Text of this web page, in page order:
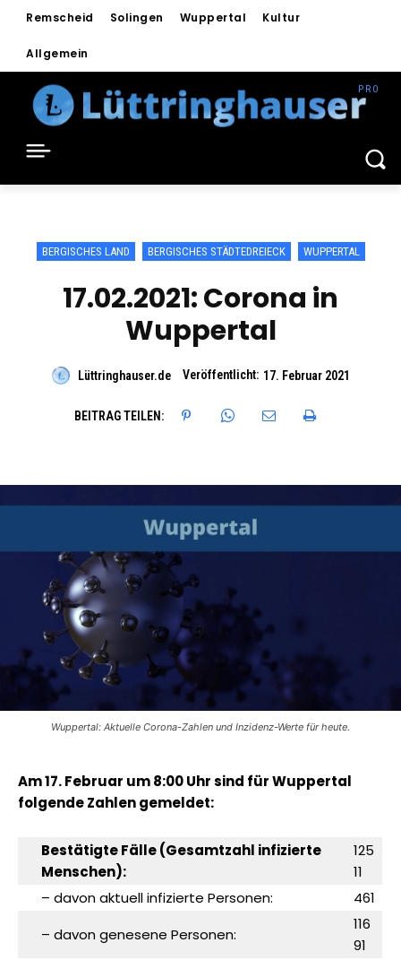
Remscheid Solingen Wuppertal Kultur
Allgemein
BERGISCHES LAND BERGISCHES STÄDTEDREIECK WUPPERTAL
17.02.2021: Corona in
Wuppertal
Lüttringhauser.de Veröffentlicht: 17. Februar 2021
BEITRAG TEILEN:
Wuppertal: Aktuelle Corona-Zahlen und Inzidenz-Werte für heute.
Am 17. Februar um 8:00 Uhr sind für Wuppertal
folgende Zahlen gemeldet:
Bestätigte Fälle (Gesamtzahl infizierte
Menschen):
125
11
– davon aktuell infizierte Personen:
461
– davon genesene Personen:
116
91